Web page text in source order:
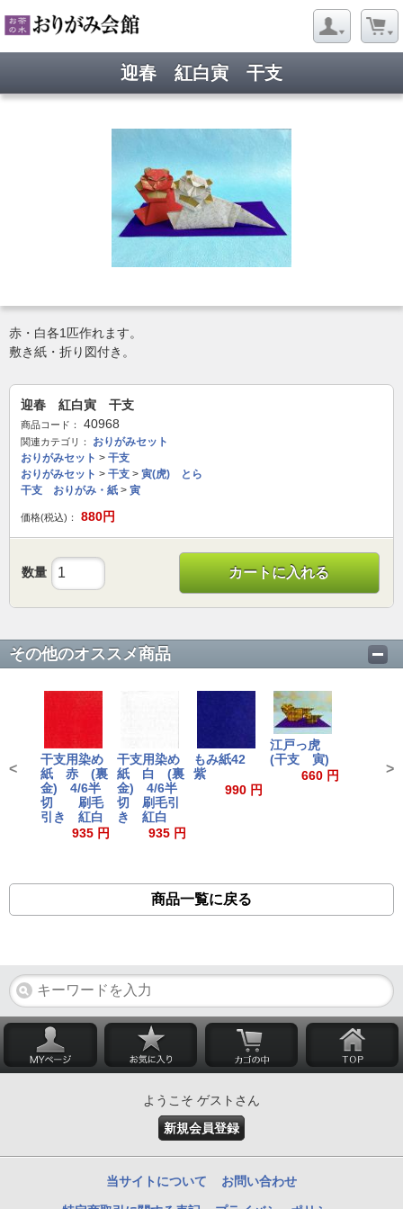
迎春 紅白寅 干支
赤・白各1匹作れます。
敷き紙・折り図付き。
迎春 紅白寅 干支
商品コード： 40968
関連カテゴリ：
おりがみセット
おりがみセット > 干支
おりがみセット > 干支 > 寅(虎) とら
干支 おりがみ・紙 > 寅
価格(税込)： 880円
数量 カートに入れる
その他のオススメ商品
干支用染め
紙 赤 (裏
金) 4/6半
切 刷毛
引き 紅白
935 円
干支用染め
紙 白 (裏
金) 4/6半
切 刷毛引
き 紅白
935 円
もみ紙42
紫
990 円
江戸っ虎
(干支 寅)
660 円
< >
商品一覧に戻る
ようこそ ゲストさん
新規会員登録
当サイトについて お問い合わせ